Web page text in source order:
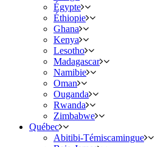
Égypte
Éthiopie
Ghana
Kenya
Lesotho
Madagascar
Namibie
Oman
Ouganda
Rwanda
Zimbabwe
Québec
Abitibi-Témiscamingue